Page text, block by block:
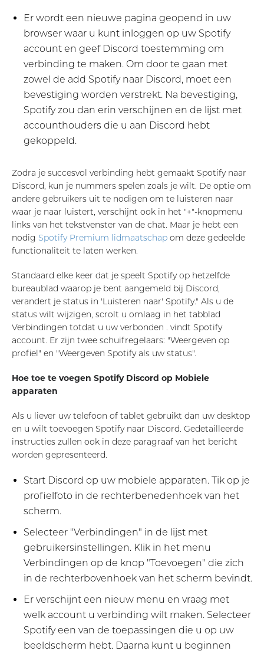
Er wordt een nieuwe pagina geopend in uw
browser waar u kunt inloggen op uw Spotify
account en geef Discord toestemming om
verbinding te maken. Om door te gaan met
zowel de add Spotify naar Discord, moet een
bevestiging worden verstrekt. Na bevestiging,
Spotify zou dan erin verschijnen en de lijst met
accounthouders die u aan Discord hebt
gekoppeld.
Zodra je succesvol verbinding hebt gemaakt Spotify naar
Discord, kun je nummers spelen zoals je wilt. De optie om
andere gebruikers uit te nodigen om te luisteren naar
waar je naar luistert, verschijnt ook in het "+"-knopmenu
links van het tekstvenster van de chat. Maar je hebt een
nodig Spotify Premium lidmaatschap om deze gedeelde
functionaliteit te laten werken.
Standaard elke keer dat je speelt Spotify op hetzelfde
bureaublad waarop je bent aangemeld bij Discord,
verandert je status in 'Luisteren naar' Spotify." Als u de
status wilt wijzigen, scrolt u omlaag in het tabblad
Verbindingen totdat u uw verbonden . vindt Spotify
account. Er zijn twee schuifregelaars: "Weergeven op
profiel" en "Weergeven Spotify als uw status".
Hoe toe te voegen Spotify Discord op Mobiele
apparaten
Als u liever uw telefoon of tablet gebruikt dan uw desktop
en u wilt toevoegen Spotify naar Discord. Gedetailleerde
instructies zullen ook in deze paragraaf van het bericht
worden gepresenteerd.
Start Discord op uw mobiele apparaten. Tik op je
profielfoto in de rechterbenedenhoek van het
scherm.
Selecteer "Verbindingen" in de lijst met
gebruikersinstellingen. Klik in het menu
Verbindingen op de knop "Toevoegen" die zich
in de rechterbovenhoek van het scherm bevindt.
Er verschijnt een nieuw menu en vraag met
welk account u verbinding wilt maken. Selecteer
Spotify een van de toepassingen die u op uw
beeldscherm hebt. Daarna kunt u beginnen